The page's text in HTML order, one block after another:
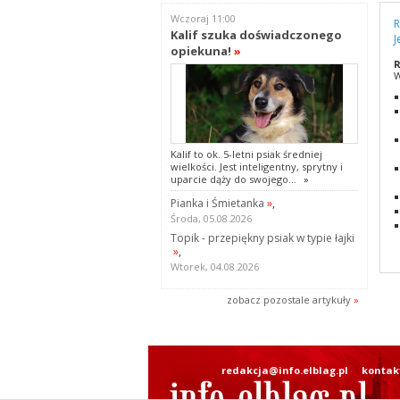
Wczoraj 11:00
Kalif szuka doświadczonego
opiekuna! »
Kalif to ok. 5-letni psiak średniej
wielkości. Jest inteligentny, sprytny i
uparcie dąży do swojego... »
Pianka i Śmietanka »,
Środa, 05.08.2026
Topik - przepiękny psiak w typie łajki
»,
Wtorek, 04.08.2026
zobacz pozostale artykuły »
redakcja@info.elblag.pl